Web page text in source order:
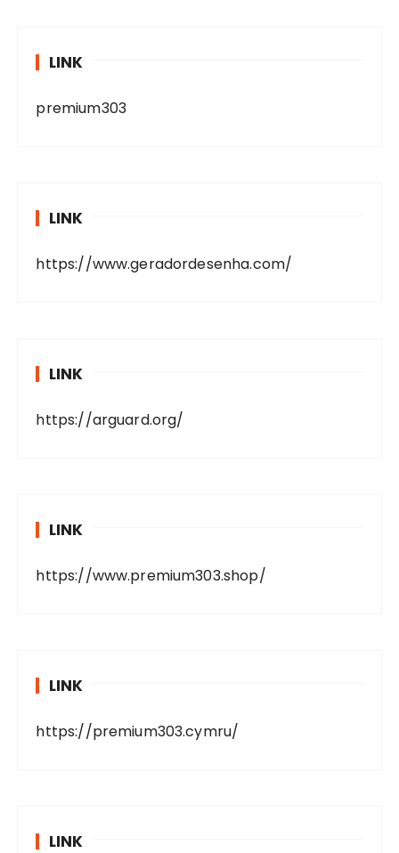
LINK
premium303
LINK
https://www.geradordesenha.com/
LINK
https://arguard.org/
LINK
https://www.premium303.shop/
LINK
https://premium303.cymru/
LINK